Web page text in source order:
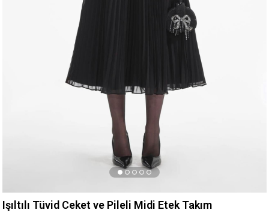
Işıltılı Tüvid Ceket ve Pileli Midi Etek Takım